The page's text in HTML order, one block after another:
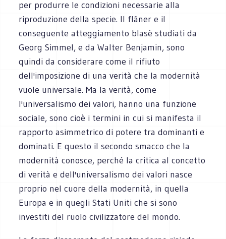
per produrre le condizioni necessarie alla
riproduzione della specie. Il flâner e il
conseguente atteggiamento blasè studiati da
Georg Simmel, e da Walter Benjamin, sono
quindi da considerare come il rifiuto
dell'imposizione di una verità che la modernità
vuole universale. Ma la verità, come
l'universalismo dei valori, hanno una funzione
sociale, sono cioè i termini in cui si manifesta il
rapporto asimmetrico di potere tra dominanti e
dominati. E questo il secondo smacco che la
modernità conosce, perché la critica al concetto
di verità e dell'universalismo dei valori nasce
proprio nel cuore della modernità, in quella
Europa e in quegli Stati Uniti che si sono
investiti del ruolo civilizzatore del mondo.